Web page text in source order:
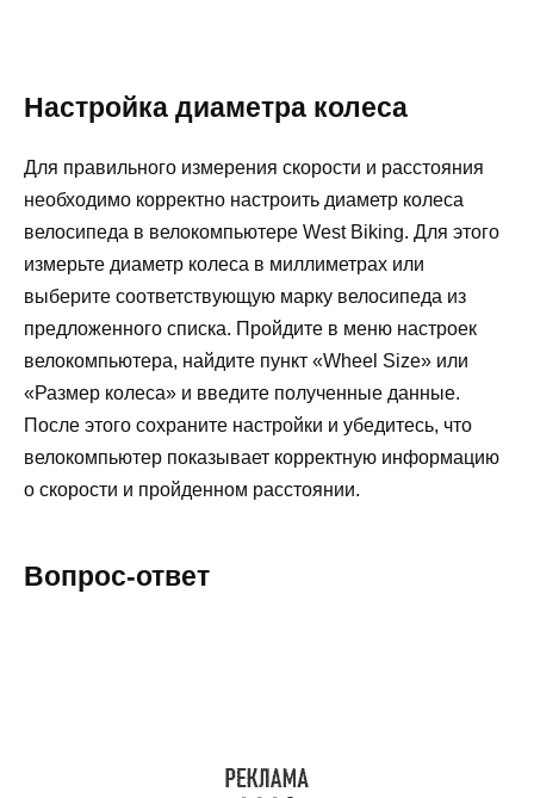
Настройка диаметра колеса
Для правильного измерения скорости и расстояния
необходимо корректно настроить диаметр колеса
велосипеда в велокомпьютере West Biking. Для этого
измерьте диаметр колеса в миллиметрах или
выберите соответствующую марку велосипеда из
предложенного списка. Пройдите в меню настроек
велокомпьютера, найдите пункт «Wheel Size» или
«Размер колеса» и введите полученные данные.
После этого сохраните настройки и убедитесь, что
велокомпьютер показывает корректную информацию
о скорости и пройденном расстоянии.
Вопрос-ответ